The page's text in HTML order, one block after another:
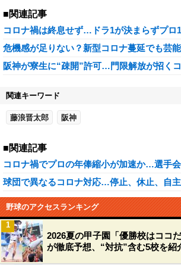
■関連記事
コロナ禍は終息せず…ドラ1が決まらずプロ
危機感が足りない？新型コロナ蔓延でも芸
阪神が寮生に“疎開”許可…門限解放が招く
関連キーワード
藤浪晋太郎 阪神
■関連記事
コロナ禍でプロの年俸縮小が加速か…選手
球団で異なるコロナ対応…停止、休止、自
野球のアクセスランキング
2026夏の甲子園「優勝校はココ
が徹底予想、“対抗”含む5校を紹
1